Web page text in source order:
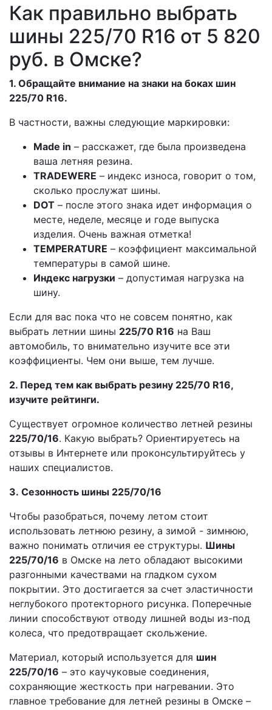
Как правильно выбрать
шины 225/70 R16 от 5 820
руб. в Омске?
1. Обращайте внимание на знаки на боках шин
225/70 R16.
В частности, важны следующие маркировки:
Made in – расскажет, где была произведена
ваша летняя резина.
TRADEWERE – индекс износа, говорит о том,
сколько прослужат шины.
DOT – после этого знака идет информация о
месте, неделе, месяце и годе выпуска
изделия. Очень важная отметка!
TEMPERATURE – коэффициент максимальной
температуры в самой шине.
Индекс нагрузки – допустимая нагрузка на
шину.
Если для вас пока что не совсем понятно, как
выбрать летнии шины 225/70 R16 на Ваш
автомобиль, то внимательно изучите все эти
коэффициенты. Чем они выше, тем лучше.
2. Перед тем как выбрать резину 225/70 R16,
изучите рейтинги.
Существует огромное количество летней резины
225/70/16. Какую выбрать? Ориентируетесь на
отзывы в Интернете или проконсультируйтесь у
наших специалистов.
3. Сезонность шины 225/70/16
Чтобы разобраться, почему летом стоит
использовать летнюю резину, а зимой - зимнюю,
важно понимать отличия ее структуры. Шины
225/70/16 в Омске на лето обладают высокими
разгонными качествами на гладком сухом
покрытии. Это достигается за счет эластичности
неглубокого протекторного рисунка. Поперечные
линии способствуют отводу лишней воды из-под
колеса, что предотвращает скольжение.
Материал, который используется для шин
225/70/16 – это каучуковые соединения,
сохраняющие жесткость при нагревании. Это
главное требование для летней резины в Омске –